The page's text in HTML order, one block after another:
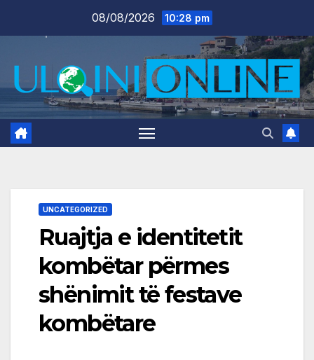
08/08/2026 10:28 pm
UNCATEGORIZED
Ruajtja e identitetit
kombëtar përmes
shënimit të festave
kombëtare